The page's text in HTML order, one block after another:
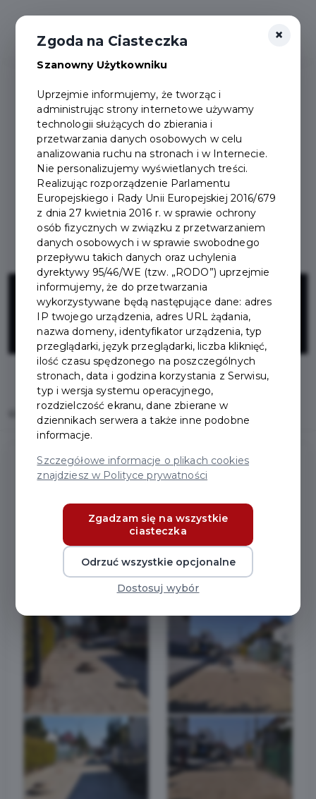
Przebudowa ul.
Kowalskiej
Przebudowa ul. Kowalskiej
Zakres prac:
Przebudowa ul. Kowalskiej w Pruszczu Gdańskim.
×
Zgoda na Ciasteczka
Szanowny Użytkowniku
Uprzejmie informujemy, że tworząc i
administrując strony internetowe używamy
technologii służących do zbierania i
przetwarzania danych osobowych w celu
analizowania ruchu na stronach i w Internecie.
Nie personalizujemy wyświetlanych treści.
Realizując rozporządzenie Parlamentu
Europejskiego i Rady Unii Europejskiej 2016/679
z dnia 27 kwietnia 2016 r. w sprawie ochrony
osób fizycznych w związku z przetwarzaniem
danych osobowych i w sprawie swobodnego
przepływu takich danych oraz uchylenia
dyrektywy 95/46/WE (tzw. „RODO”) uprzejmie
informujemy, że do przetwarzania
wykorzystywane będą następujące dane: adres
IP twojego urządzenia, adres URL żądania,
nazwa domeny, identyfikator urządzenia, typ
przeglądarki, język przeglądarki, liczba kliknięć,
ilość czasu spędzonego na poszczególnych
stronach, data i godzina korzystania z Serwisu,
typ i wersja systemu operacyjnego,
rozdzielczość ekranu, dane zbierane w
dziennikach serwera a także inne podobne
informacje.
Szczegółowe informacje o plikach cookies
znajdziesz w Polityce prywatności
Zgadzam się na wszystkie
ciasteczka
Odrzuć wszystkie opcjonalne
Dostosuj wybór